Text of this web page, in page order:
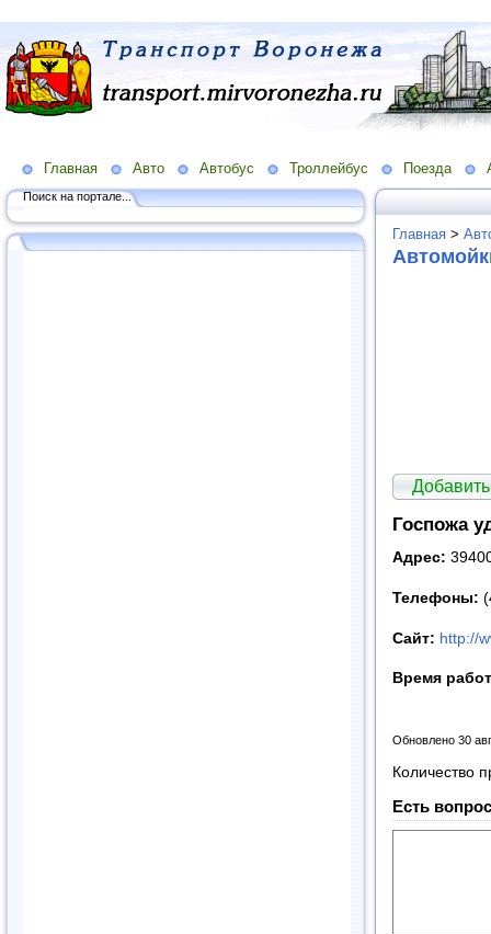
Главная Авто Автобус Троллейбус Поезда
Поиск на портале...
Главная >
Госпожа
Адрес:
Телефоны:
Сайт: http://
Время
Обновлено 30
Количество
Есть